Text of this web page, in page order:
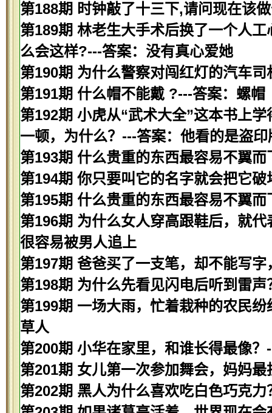
第188期 时钟敲了十三下,请问现在该
第189期 林老生大手术后换了一个人
么会这样?---答案：没有真心爱她
第190期 为什么警察对闯红灯的汽车
第191期 什么帽不能戴 ?---答案：螺帽
第192期 小虎从“武术大全”这本书上
一顿，为什么？---答案：他看的是盗印
第193期 什么贵重的东西最容易不翼
第194期 你只要叫它的名字就会把它
第195期 什么贵重的东西最容易不翼
第196期 为什么女人穿高跟鞋后，就
很容易被男人追上
第197期 爸爸买了一支笔，却不能写
第198期 为什么先看见闪电后听到雷
第199期 一场大雨，忙着栽种的农民
草人
第200期 小华在家里，和谁长得最像？
第201期 女儿第一次参加舞会，妈妈
第202期 黑人为什么喜欢吃白色巧克